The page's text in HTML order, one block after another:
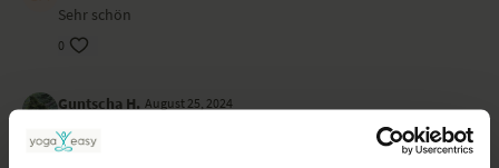
Sehr schön
0
Guntscha H. August 25, 2024
Super erklärt